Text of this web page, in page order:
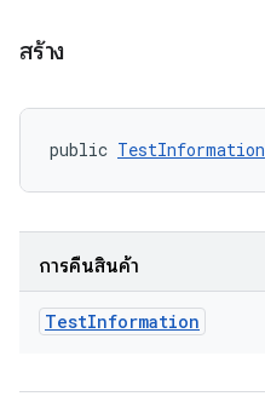
สร้าง
public TestInformation
การคืนสินค้า
TestInformation